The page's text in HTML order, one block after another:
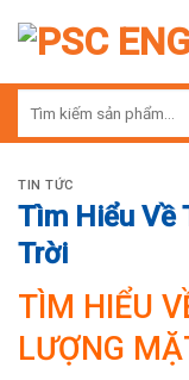
kiếm:
TIN TỨC
Tìm Hiểu Về
Trời
TÌM HIỂU
LƯỢNG